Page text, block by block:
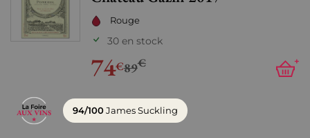
Rouge
30 en stock
74€89€ +
94/100James Suckling